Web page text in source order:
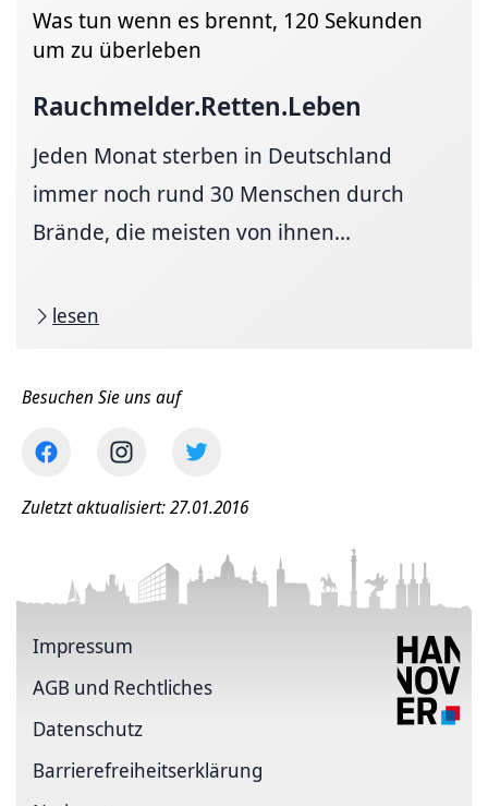
Was tun wenn es brennt, 120 Sekunden
um zu überleben
Rauchmelder.­Retten.­Leben
Jeden Monat sterben in Deutschland
immer noch rund 30 Menschen durch
Brände, die meisten von ihnen...
lesen
Besuchen Sie uns auf
Zuletzt aktualisiert: 27.01.2016
Impressum
AGB und Rechtliches
Datenschutz
Barriere­freiheits­erklärung